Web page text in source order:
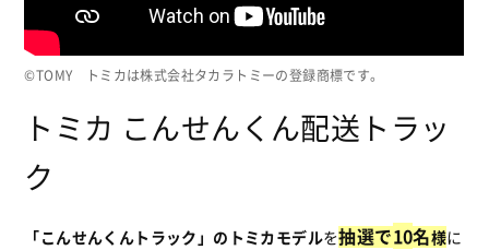
©TOMY トミカは株式会社タカラトミーの登録商標です。
トミカ こんせんくん配送トラッ
ク
「こんせんくんトラック」のトミカモデルを抽選で10名様に